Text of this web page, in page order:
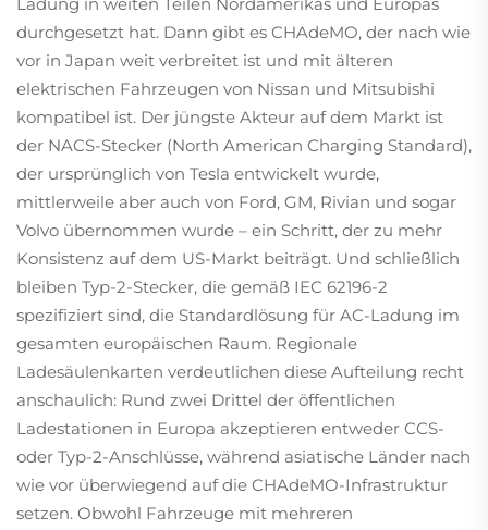
durchgesetzt hat. Dann gibt es CHAdeMO, der nach wie
vor in Japan weit verbreitet ist und mit älteren
elektrischen Fahrzeugen von Nissan und Mitsubishi
kompatibel ist. Der jüngste Akteur auf dem Markt ist
der NACS-Stecker (North American Charging Standard),
der ursprünglich von Tesla entwickelt wurde,
mittlerweile aber auch von Ford, GM, Rivian und sogar
Volvo übernommen wurde – ein Schritt, der zu mehr
Konsistenz auf dem US-Markt beiträgt. Und schließlich
bleiben Typ-2-Stecker, die gemäß IEC 62196-2
spezifiziert sind, die Standardlösung für AC-Ladung im
gesamten europäischen Raum. Regionale
Ladesäulenkarten verdeutlichen diese Aufteilung recht
anschaulich: Rund zwei Drittel der öffentlichen
Ladestationen in Europa akzeptieren entweder CCS-
oder Typ-2-Anschlüsse, während asiatische Länder nach
wie vor überwiegend auf die CHAdeMO-Infrastruktur
setzen. Obwohl Fahrzeuge mit mehreren